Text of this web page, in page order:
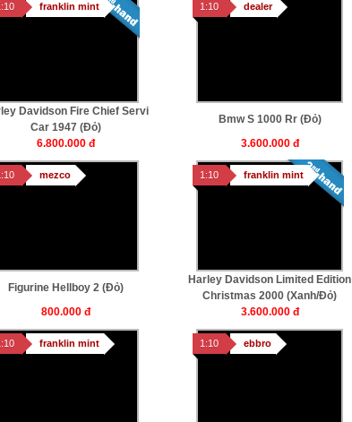
franklin mint
Davidson Fire Chief Servi
Car 1947 (Đỏ)
6.800.000 đ
1:10 dealer
Bmw S 1000 Rr (Đỏ)
3.600.000 đ
mezco
Figurine Hellboy 2 (Đỏ)
800.000 đ
1:10 franklin mint
Harley Davidson Limited Edition
Christmas 2000 (xanh/Đỏ)
3.600.000 đ
franklin mint 1:10 ebbro